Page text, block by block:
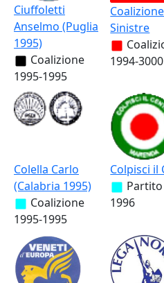
Ciuffoletti
Anselmo (Puglia
1995)
Coalizione
1995-1995
Sinistre
1994-3000
Colella Carlo
(Calabria 1995)
Coalizione
1995-1995
Colpisci il
Partito
1996